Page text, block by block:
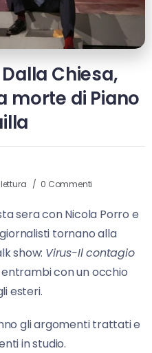
Chiesa,
morte di Piano
0 Commenti
sera con Nicola Porro e
tornano alla
show: Virus-Il contagio
entrambi con un occhio
esteri.
gli argomenti trattati e
in studio.